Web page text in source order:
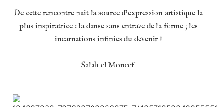
De cette rencontre nait la source d’expression artistique la
plus inspiratrice : la danse sans entrave de la forme ; les
incarnations infinies du devenir !
Salah el Moncef.